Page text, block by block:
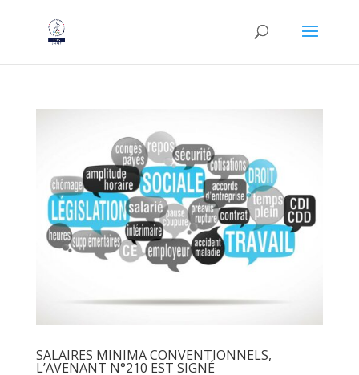
SALAIRES MINIMA CONVENTIONNELS,
L’AVENANT N°210 EST SIGNÉ